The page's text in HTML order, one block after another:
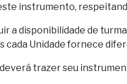
instrumento,
a disponibilidade de
cada Unidade fornece
trazer seu